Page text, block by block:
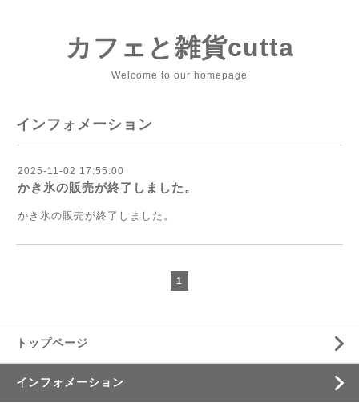
カフェと雑貨cutta
Welcome to our homepage
インフォメーション
2025-11-02 17:55:00
かき氷の販売が終了しました。
かき氷の販売が終了しました。
1
トップページ
インフォメーション